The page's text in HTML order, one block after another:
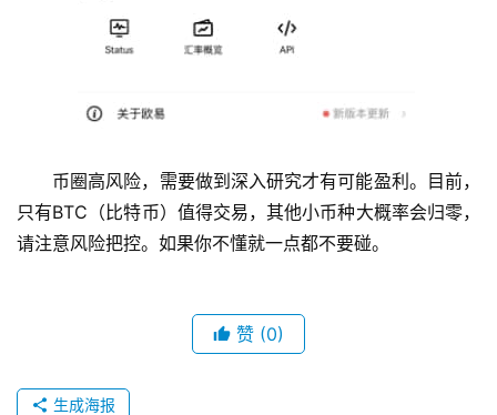
币圈高风险，需要做到深入研究才有可能盈利。目前，
只有BTC（比特币）值得交易，其他小币种大概率会归零，
请注意风险把控。如果你不懂就一点都不要碰。
赞 (0)
生成海报